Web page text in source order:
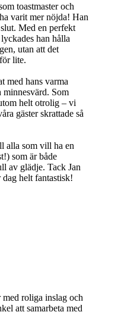
toastmaster och
varit mer nöjda! Han
Med en perfekt
han hålla
utan att det
lite.
med hans varma
Som
helt otrolig – vi
gäster skrattade så
alla som vill ha en
som är både
av glädje. Tack Jan
helt fantastisk!
med roliga inslag och
att samarbeta med